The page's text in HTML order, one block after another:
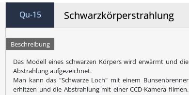
Qu-15 Schwarzkörperstrahlung
Beschreibung
Das Modell eines schwarzen Körpers wird erwärmt und die
Abstrahlung aufgezeichnet.
Man kann das "Schwarze Loch" mit einem Bunsenbrenner
erhitzen und die Abstrahlung mit einer CCD-Kamera filmen.